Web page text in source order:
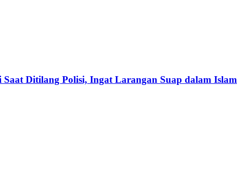
Saat Ditilang Polisi, Ingat Larangan Suap dalam Islam